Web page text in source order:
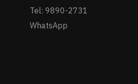
Tel: 9890-2731
WhatsApp